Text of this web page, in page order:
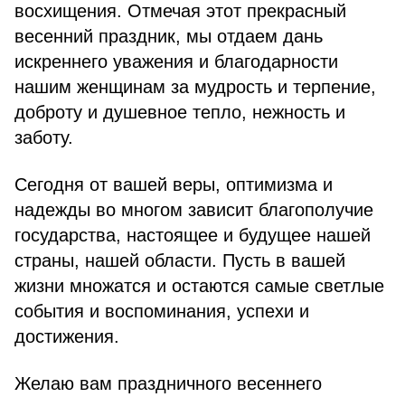
восхищения. Отмечая этот прекрасный
весенний праздник, мы отдаем дань
искреннего уважения и благодарности
нашим женщинам за мудрость и терпение,
доброту и душевное тепло, нежность и
заботу.
Сегодня от вашей веры, оптимизма и
надежды во многом зависит благополучие
государства, настоящее и будущее нашей
страны, нашей области. Пусть в вашей
жизни множатся и остаются самые светлые
события и воспоминания, успехи и
достижения.
Желаю вам праздничного весеннего